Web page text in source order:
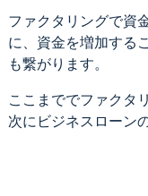
ファクタリングで資
に、資金を増加する
も繋がります。
ここまででファクタ
次にビジネスローン